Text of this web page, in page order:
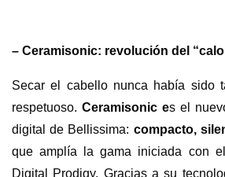
– Ceramisonic: revolución del
Secar el cabello nunca había sido
respetuoso. Ceramisonic es el
digital de Bellissima: compacto,
que amplía la gama iniciada con
Digital Prodigy. Gracias a su